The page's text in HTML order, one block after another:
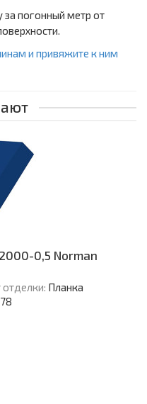
погонный метр от
и привяжите к ним
0,5 Norman
Планка